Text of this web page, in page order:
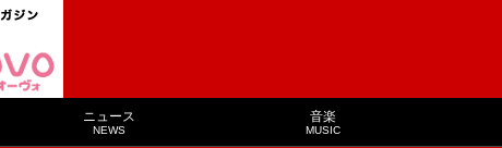
ニュース
NEWS
音楽
MUSIC